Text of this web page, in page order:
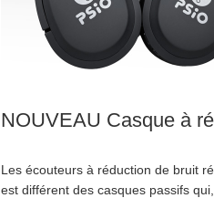
NOUVEAU Casque à
Les écouteurs à réduction de bruit
est différent des casques passifs